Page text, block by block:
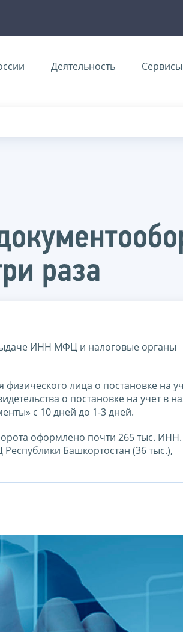
Деятельность Сервисы
раза
ИНН МФЦ и налоговые органы
лица о постановке на
о постановке на учет в
с 10 дней до 1-3 дней.
оформлено почти 265 тыс. ИНН.
Башкортостан (36 тыс.),